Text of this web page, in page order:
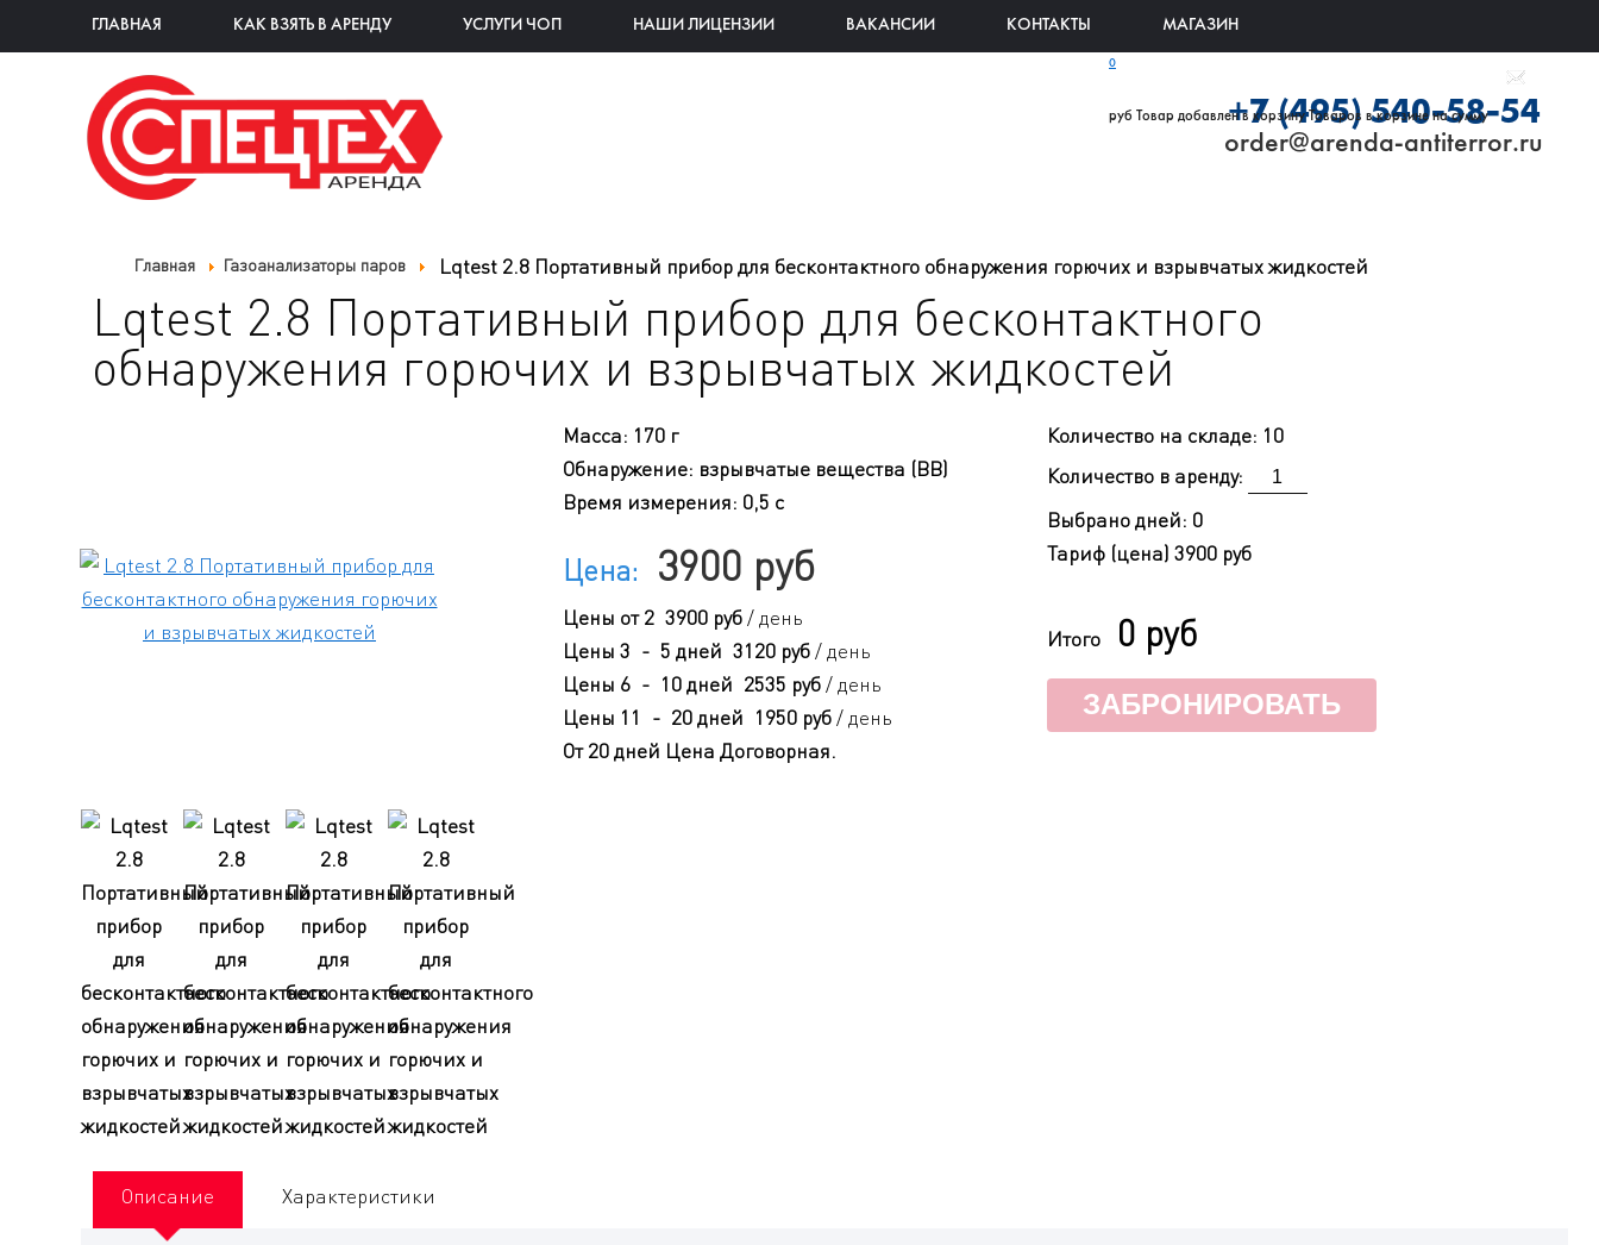
ГЛАВНАЯ КАК ВЗЯТЬ В АРЕНДУ УСЛУГИ ЧОП НАШИ ЛИЦЕНЗИИ ВАКАНСИИ КОНТАКТЫ МАГАЗИН
0
руб Товар добавлен в корзину Товаров в корзине на сумму
+7 (495) 540-58-54
order@arenda-antiterror.ru
Главная Газоанализаторы паров Lqtest 2.8 Портативный прибор для бесконтактного обнаружения горючих и взрывчатых жидкостей
Lqtest 2.8 Портативный прибор для бесконтактного
обнаружения горючих и взрывчатых жидкостей
Масса: 170 г
Обнаружение: взрывчатые вещества (ВВ)
Время измерения: 0,5 с
Цена: 3900 руб
Цены от 2 3900 руб / день
Цены3 - 5 дней 3120 руб / день
Цены 6 - 10 дней 2535 руб / день
Цены 11 - 20 дней 1950 руб / день
От 20 дней Цена Договорная.
Количество на складе: 10
Количество в аренду:
Выбрано дней: 0
Тариф (цена) 3900 руб
Итого 0 руб
Описание Характеристики